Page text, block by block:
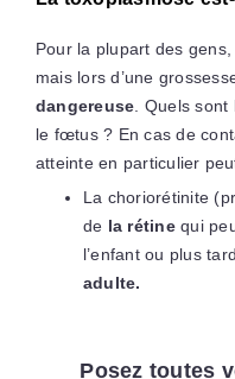
Pour la plupart des
mais lors d’une
dangereuse . Quels
le fœtus ? En cas de
atteinte en particulier
La choriorétinite
de la rétinequi
l’enfant ou plus
adulte.
Posez toutes